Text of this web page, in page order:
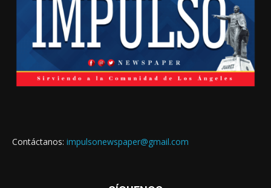
Contáctanos: impulsonewspaper@gmail.com